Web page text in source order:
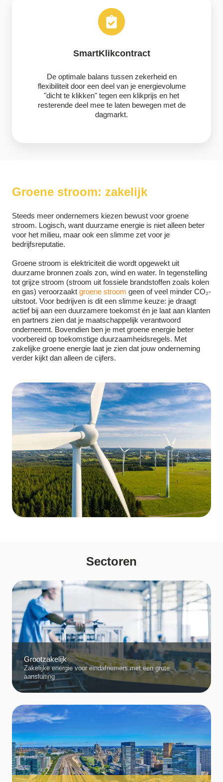
SmartKlikcontract
De optimale balans tussen zekerheid en
flexibiliteit door een deel van je energievolume
"dicht te klikken" tegen een klikprijs en het
resterende deel mee te laten bewegen met de
dagmarkt.
Groene stroom: zakelijk
Steeds meer ondernemers kiezen bewust voor groene
stroom. Logisch, want duurzame energie is niet alleen beter
voor het milieu, maar ook een slimme zet voor je
bedrijfsreputatie.
Groene stroom is elektriciteit die wordt opgewekt uit
duurzame bronnen zoals zon, wind en water. In tegenstelling
tot grijze stroom (stroom uit fossiele brandstoffen zoals kolen
en gas) veroorzaakt groene stroom geen of veel minder CO₂-
uitstoot. Voor bedrijven is dit een slimme keuze: je draagt
actief bij aan een duurzamere toekomst én je laat aan klanten
en partners zien dat je maatschappelijk verantwoord
onderneemt. Bovendien ben je met groene energie beter
voorbereid op toekomstige duurzaamheidsregels. Met
zakelijke groene energie laat je zien dat jouw onderneming
verder kijkt dan alleen de cijfers.
Sectoren
Grootzakelijk
Zakelijke energie voor eindafnemers met een grote
aansluiting